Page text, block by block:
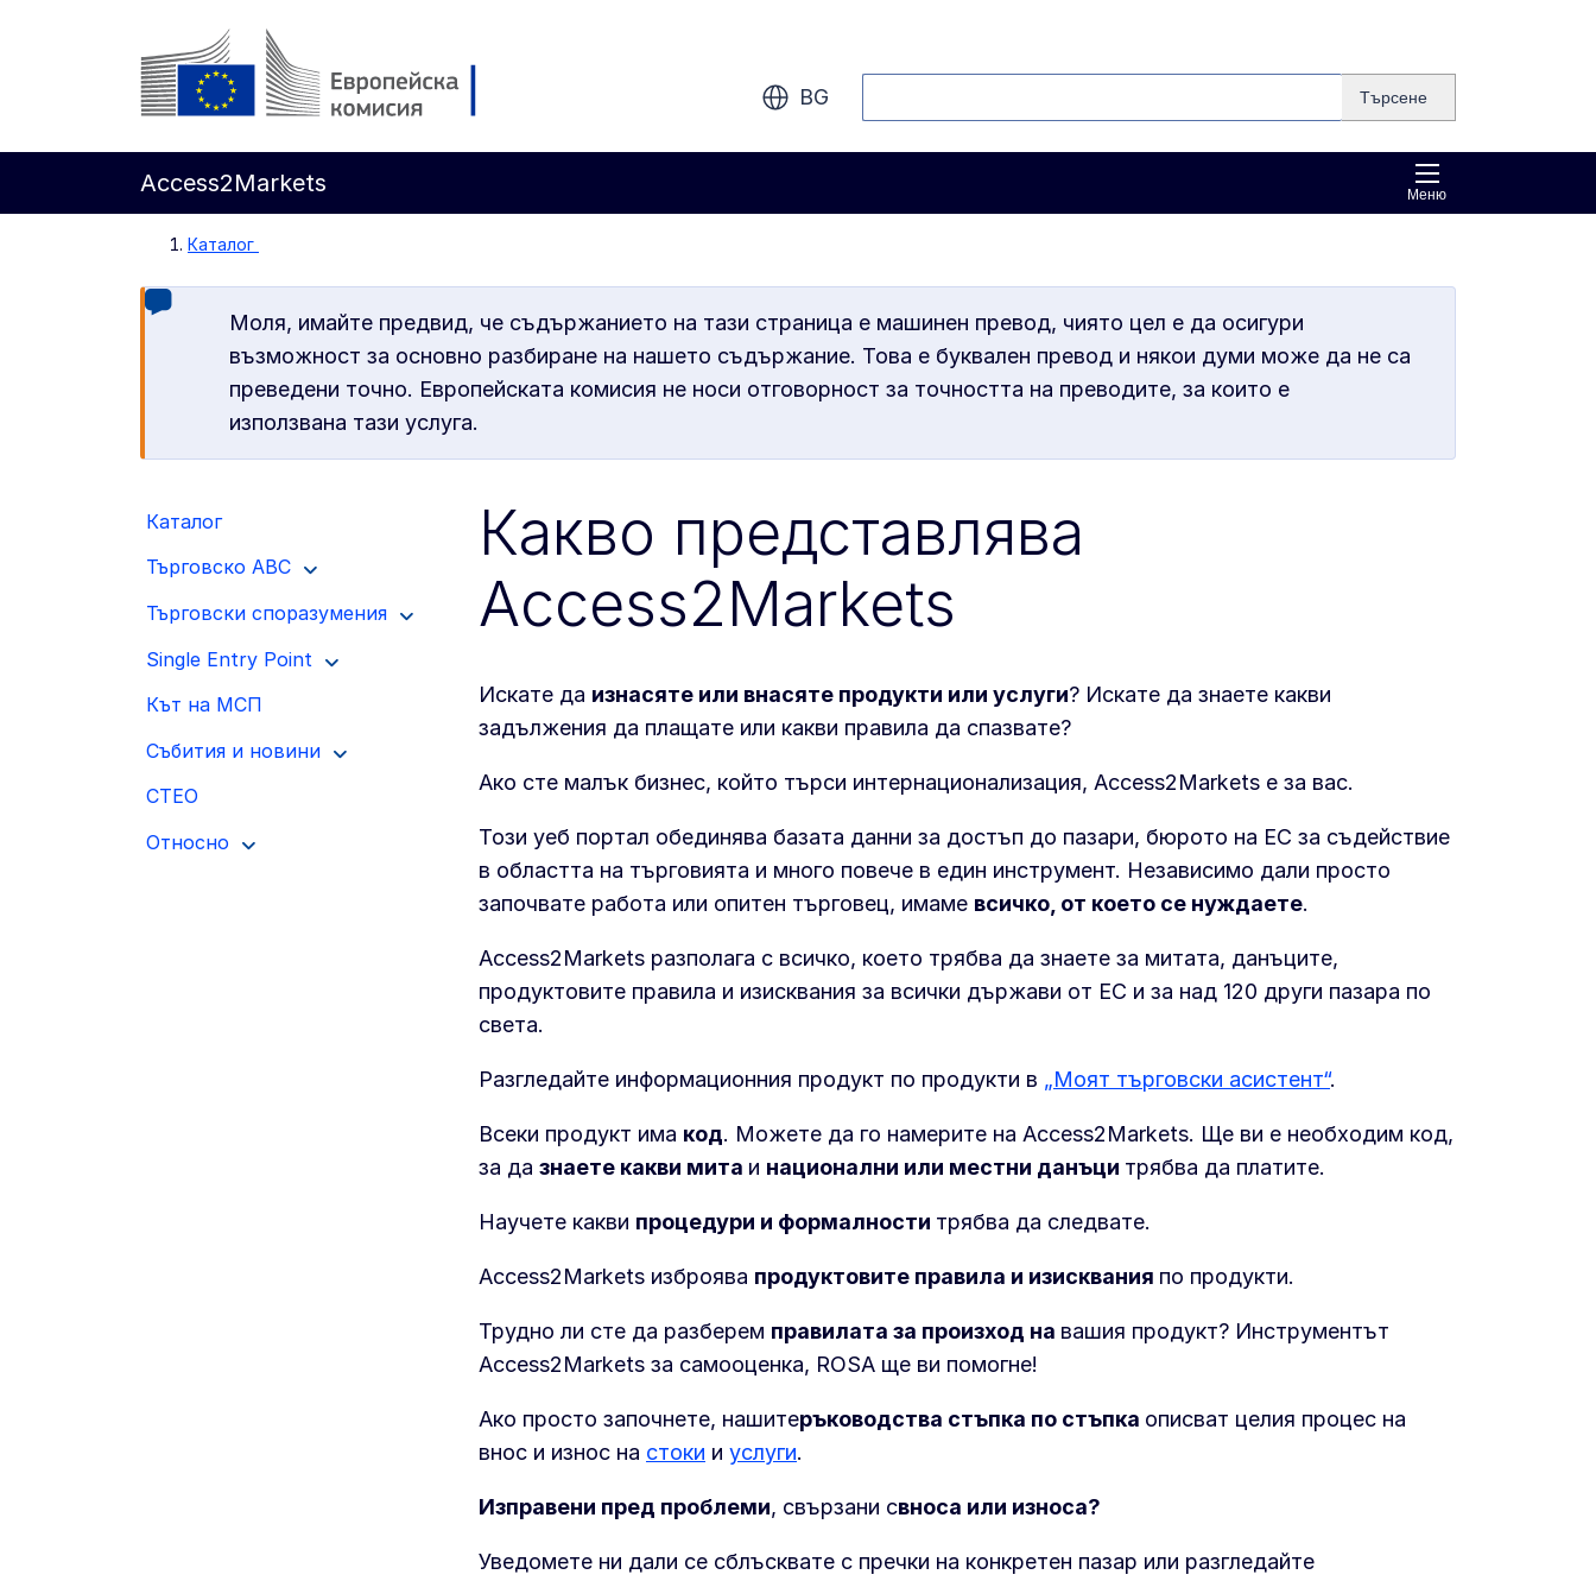
Направо към основното съдържание
BG Търсене
Меню
Access2Markets
Каталог
Моля, имайте предвид, че съдържанието на тази страница е машинен превод, чиято цел е да осигури
възможност за основно разбиране на нашето съдържание. Това е буквален превод и някои думи може да не са
преведени точно. Европейската комисия не носи отговорност за точността на преводите, за които е
използвана тази услуга.
Каталог
Търговско ABC
Търговски споразумения
Single Entry Point
Кът на МСП
Събития и новини
CTEO
Относно
Какво представлява
Access2Markets
Искате да изнасяте или внасяте продукти или услуги? Искате да знаете какви
задължения да плащате или какви правила да спазвате?
Ако сте малък бизнес, който търси интернационализация, Access2Markets е за вас.
Този уеб портал обединява базата данни за достъп до пазари, бюрото на ЕС за съдействие
в областта на търговията и много повече в един инструмент. Независимо дали просто
започвате работа или опитен търговец, имаме всичко, от което се нуждаете.
Access2Markets разполага с всичко, което трябва да знаете за митата, данъците,
продуктовите правила и изисквания за всички държави от ЕС и за над 120 други пазара по
света.
Разгледайте информационния продукт по продукти в „Моят търговски асистент“.
Всеки продукт има код. Можете да го намерите на Access2Markets. Ще ви е необходим код,
за да знаете какви мита и национални или местни данъци трябва да платите.
Научете какви процедури и формалности трябва да следвате.
Access2Markets изброява продуктовите правила и изисквания по продукти.
Трудно ли сте да разберем правилата за произход на вашия продукт? Инструментът
Access2Markets за самооценка, ROSA ще ви помогне!
Ако просто започнете, нашитеръководства стъпка по стъпка описват целия процес на
внос и износ на стоки и услуги.
Изправени пред проблеми, свързани свноса или износа?
Уведомете ни дали се сблъсквате с пречки на конкретен пазар или разгледайте